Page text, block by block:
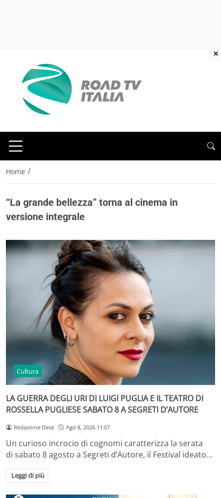
Home /
“La grande bellezza” torna al cinema in
versione integrale
Cultura
LA GUERRA DEGLI URI DI LUIGI PUGLIA E IL TEATRO DI
ROSSELLA PUGLIESE SABATO 8 A SEGRETI D’AUTORE
Redazione Desk Ago 8, 2026 11:07
Un curioso incrocio di cognomi caratterizza la serata
di sabato 8 agosto a Segreti d’Autore, il Festival ideato…
Leggi di più
×